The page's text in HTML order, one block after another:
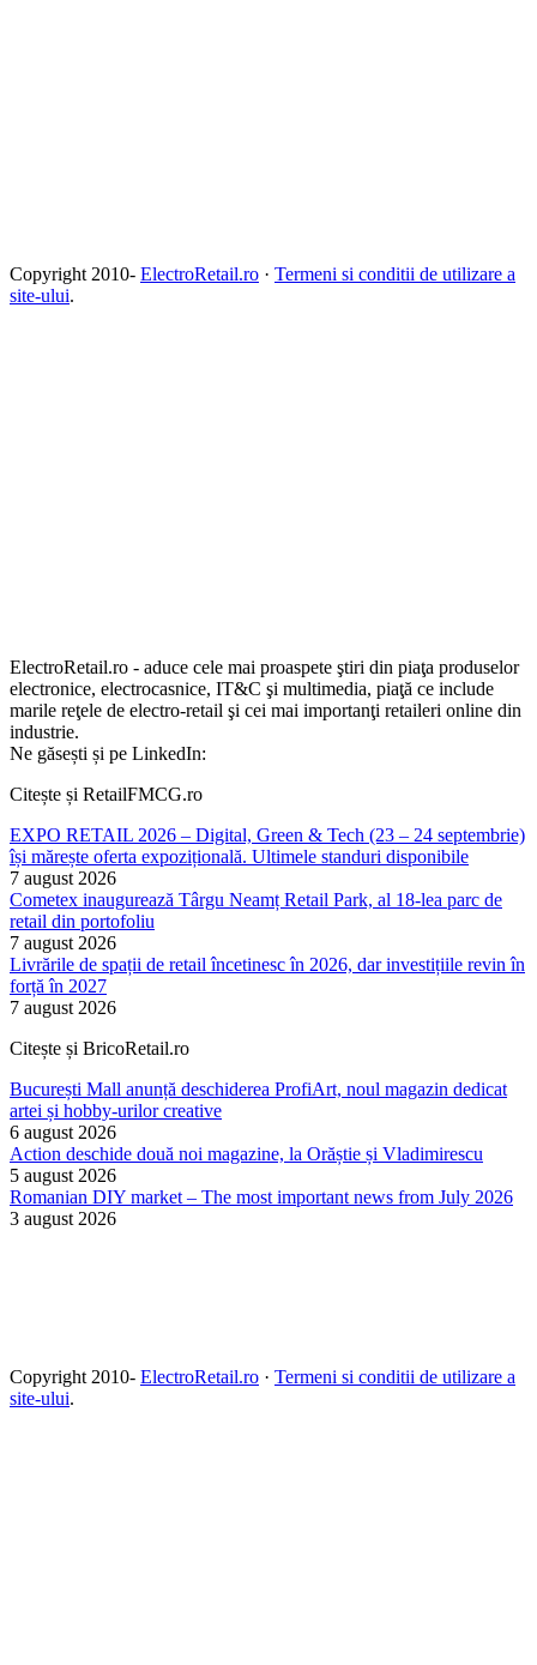
Copyright 2010- ElectroRetail.ro · Termeni si conditii de utilizare a
site-ului.
ElectroRetail.ro - aduce cele mai proaspete ştiri din piaţa produselor
electronice, electrocasnice, IT&C şi multimedia, piaţă ce include
marile reţele de electro-retail şi cei mai importanţi retaileri online din
industrie.
Ne găsești și pe LinkedIn:
Citește și RetailFMCG.ro
EXPO RETAIL 2026 – Digital, Green & Tech (23 – 24 septembrie)
își mărește oferta expozițională. Ultimele standuri disponibile
7 august 2026
Cometex inaugurează Târgu Neamț Retail Park, al 18-lea parc de
retail din portofoliu
7 august 2026
Livrările de spații de retail încetinesc în 2026, dar investițiile revin în
forță în 2027
7 august 2026
Citește și BricoRetail.ro
București Mall anunță deschiderea ProfiArt, noul magazin dedicat
artei și hobby-urilor creative
6 august 2026
Action deschide două noi magazine, la Orăștie și Vladimirescu
5 august 2026
Romanian DIY market – The most important news from July 2026
3 august 2026
Copyright 2010- ElectroRetail.ro · Termeni si conditii de utilizare a
site-ului.